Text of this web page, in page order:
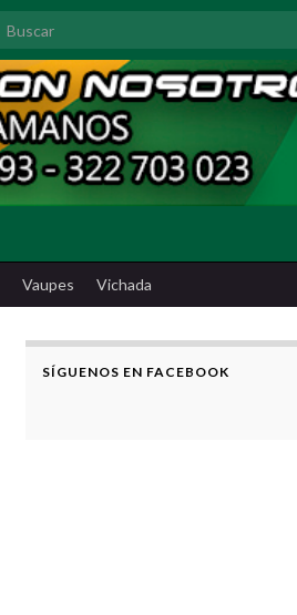
Search for:
Vaupes Vichada
SÍGUENOS EN FACEBOOK